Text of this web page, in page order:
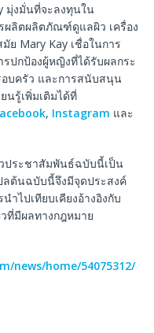
มุ่งมั่นที่จะลงทุนใน
ผลิตผลิตภัณฑ์ดูแลผิว เครื่อง
ย Mary Kay เชื่อในการ
ปกป้องผู้หญิงที่ได้รับผลกระ
บครัว และการสนับสนุน
นรู้เพิ่มเติมได้ที่
, Instagram และ
ประชาสัมพันธ์ฉบับนี้เป็น
ลต้นฉบับนี้จึงมีจุดประสงค์
ำไปเทียบเคียงอ้างอิงกับ
ที่มีผลทางกฎหมาย
news/home/54075312/